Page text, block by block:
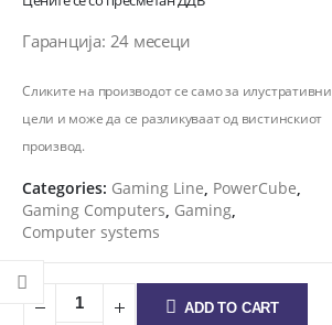
Гаранција: 24 месеци
Сликите на производот се само за илустративни
цели и може да се разликуваат од вистинскиот
производ.
Categories: Gaming Line, PowerCube,
Gaming Computers, Gaming,
Computer systems
ADD TO CART